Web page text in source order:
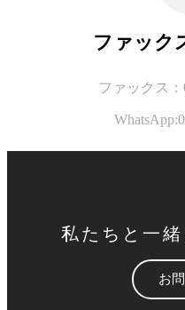
ファック
ファックス：
私たちと一
お